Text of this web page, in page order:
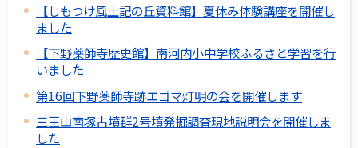
【しもつけ風土記の丘資料館】夏休み体験講座を開催し
ました
【下野薬師寺歴史館】南河内小中学校ふるさと学習を行
いました
第16回下野薬師寺跡エゴマ灯明の会を開催します
三王山南塚古墳群2号墳発掘調査現地説明会を開催しま
した